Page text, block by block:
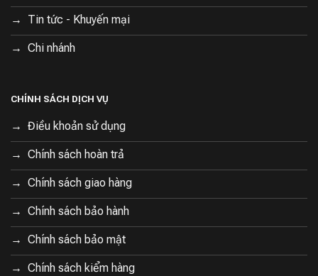
Máy hút bụi giường nệm Dreame D20 Pro được trang bị
tấm gia nhiệt công nghệ EIT cho khả năng tiêu diệt bọ,
ve trên giường nệm ở nhiệt độ cao lên đến 55°C. Đây
cũng là lần đầu tiên Dreame mang công nghệ này lên
trên thiết bị hút bụi diệt vi khuẩn giường nệm.
Tin tức - Khuyến mại
Chi nhánh
CHÍNH SÁCH DỊCH VỤ
Điều khoản sử dụng
Chính sách hoàn trả
Chính sách giao hàng
Chính sách bảo hành
Chính sách bảo mật
Chính sách kiểm hàng